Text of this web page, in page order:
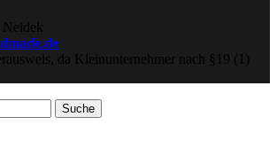
Neidek
da Kleinunternehmer nach §19 (1)
Suche